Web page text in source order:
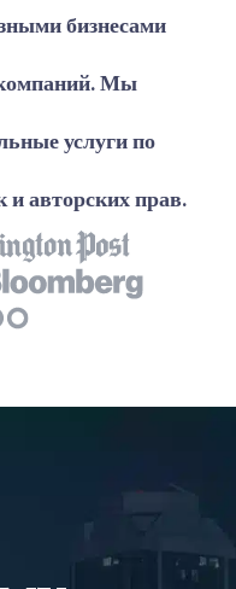
бизнесами
Мы
услуги по
и авторских прав.